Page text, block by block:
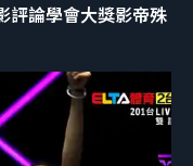
評論學會大獎影帝殊